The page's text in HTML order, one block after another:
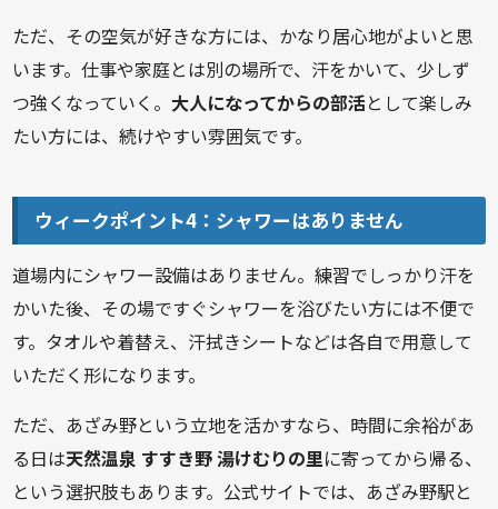
ただ、その空気が好きな方には、かなり居心地がよいと思
います。仕事や家庭とは別の場所で、汗をかいて、少しず
つ強くなっていく。 大人になってからの部活として楽しみ
たい方には、続けやすい雰囲気です。
ウィークポイント4：シャワーはありません
道場内にシャワー設備はありません。練習でしっかり汗を
かいた後、その場ですぐシャワーを浴びたい方には不便で
す。タオルや着替え、汗拭きシートなどは各自で用意して
いただく形になります。
ただ、あざみ野という立地を活かすなら、時間に余裕があ
る日は天然温泉 すすき野 湯けむりの里に寄ってから帰る、
という選択肢もあります。公式サイトでは、あざみ野駅と